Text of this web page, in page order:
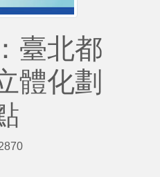
臺北都
體化劃